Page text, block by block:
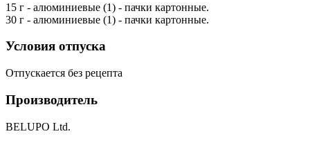
15 г - алюминиевые (1) - пачки картонные.
30 г - алюминиевые (1) - пачки картонные.
Условия отпуска
Отпускается без рецепта
Производитель
BELUPO Ltd.